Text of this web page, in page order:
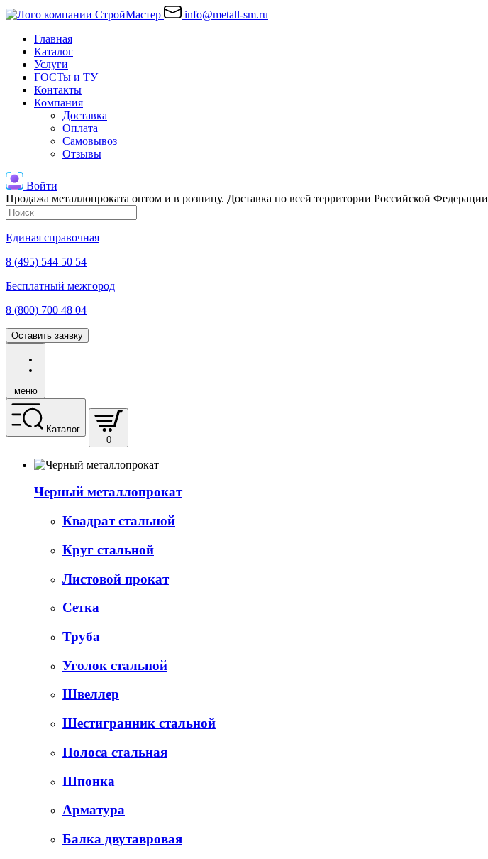
info@metall-sm.ru
Главная
Каталог
Услуги
ГОСТы и ТУ
Контакты
Компания
Доставка
Оплата
Самовывоз
Отзывы
Войти
Продажа металлопроката оптом и в розницу. Доставка по всей территории Российской Федерации
Единая справочная
8 (495) 544 50 54
Бесплатный межгород
8 (800) 700 48 04
Оставить заявку
меню
Каталог
0
Черный металлопрокат
Квадрат стальной
Круг стальной
Листовой прокат
Сетка
Труба
Уголок стальной
Швеллер
Шестигранник стальной
Полоса стальная
Шпонка
Арматура
Балка двутавровая